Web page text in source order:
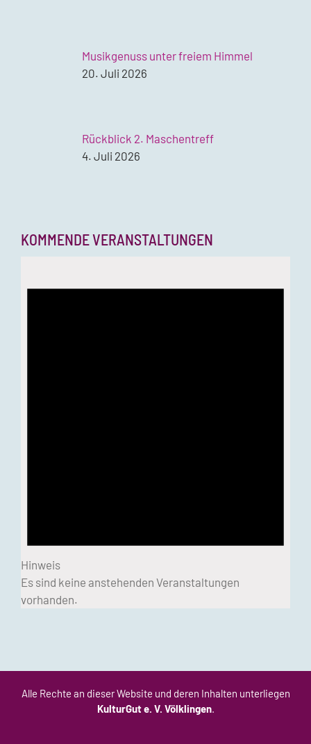
Musikgenuss unter freiem Himmel
20. Juli 2026
Rückblick 2. Maschentreff
4. Juli 2026
KOMMENDE VERANSTALTUNGEN
Hinweis
Es sind keine anstehenden Veranstaltungen
vorhanden.
Alle Rechte an dieser Website und deren Inhalten unterliegen
KulturGut e. V. Völklingen.